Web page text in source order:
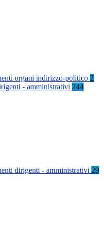
organi indirizzo-politico 2
- amministrativi 244
dirigenti - amministrativi 29